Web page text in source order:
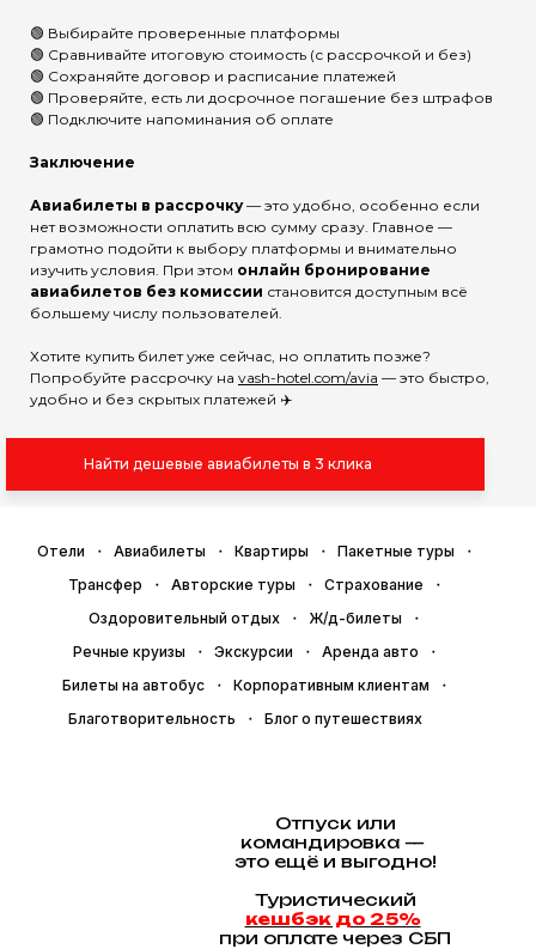
🟢 Выбирайте проверенные платформы
🟢 Сравнивайте итоговую стоимость (с рассрочкой и без)
🟢 Сохраняйте договор и расписание платежей
🟢 Проверяйте, есть ли досрочное погашение без штрафов
🟢 Подключите напоминания об оплате
Заключение
Авиабилеты в рассрочку— это удобно, особенно если
нет возможности оплатить всю сумму сразу. Главное —
грамотно подойти к выбору платформы и внимательно
изучить условия. При этом онлайн бронирование
авиабилетов без комиссии становится доступным всё
большему числу пользователей.
Хотите купить билет уже сейчас, но оплатить позже?
Попробуйте рассрочку на vash-hotel.com/avia — это быстро,
удобно и без скрытых платежей ✈️
Найти дешевые авиабилеты в 3 клика
Отели Авиабилеты Квартиры
Пакетные туры
Трансфер
Авторские туры
Страхование
Оздоровительный отдых
Ж/д-билеты
Речные круизы
Экскурсии
Аренда авто
Билеты на автобус
Корпоративным клиентам
Благотворительность
Блог о путешествиях
Отпуск или
командировка —
это ещё и выгодно!
Туристический
кешбэк до 25%
при оплате через СБП